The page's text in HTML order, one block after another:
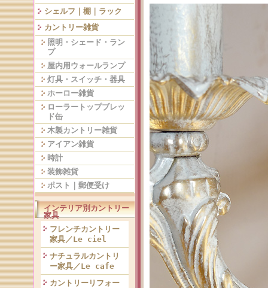
シェルフ｜棚｜ラック
カントリー雑貨
照明・シェード・ラン
プ
屋内用ウォールランプ
灯具・スイッチ・器具
ホーロー雑貨
ローラートップブレッ
ド缶
木製カントリー雑貨
アイアン雑貨
時計
装飾雑貨
ポスト｜郵便受け
インテリア別カントリー
家具
フレンチカントリー
家具／Le ciel
ナチュラルカントリ
ー家具／Le cafe
カントリーリフォー